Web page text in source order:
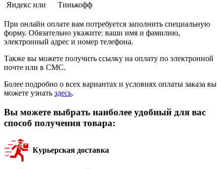
Яндекс или
Тинькофф
При онлайн оплате вам потребуется заполнить специальную
форму. Обязательно укажите: ваши имя и фамилию,
электронный адрес и номер телефона.
Также вы можете получить ссылку на оплату по электронной
почте или в СМС.
Более подробно о всех вариантах и условиях оплаты заказа вы
можете узнать здесь.
Вы можете выбрать наиболее удобный для вас
способ получения товара:
Курьерская доставка